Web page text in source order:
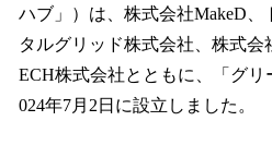
み
込
中
で
ハブ」）は、株式会社MakeD
タルグリッド株式会社、株式
ECH株式会社とともに、「グ
024年7月2日に設立しました。